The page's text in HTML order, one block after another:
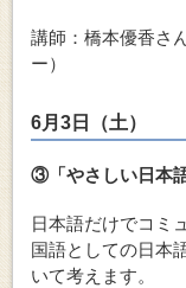
講師：橋本優香さ
ー）
6月3日（土）
③「やさしい日本
日本語だけでコミ
国語としての日本
いて考えます。